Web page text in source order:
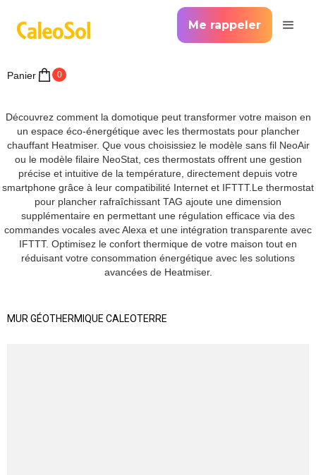
Me rappeler
Panier 0
Découvrez comment la domotique peut transformer votre maison en
un espace éco-énergétique avec les thermostats pour plancher
chauffant Heatmiser. Que vous choisissiez le modèle sans fil NeoAir
ou le modèle filaire NeoStat, ces thermostats offrent une gestion
précise et intuitive de la température, directement depuis votre
smartphone grâce à leur compatibilité Internet et IFTTT.Le thermostat
pour plancher rafraîchissant TAG ajoute une dimension
supplémentaire en permettant une régulation efficace via des
commandes vocales avec Alexa et une intégration transparente avec
IFTTT. Optimisez le confort thermique de votre maison tout en
réduisant votre consommation énergétique avec les solutions
avancées de Heatmiser.
MUR GÉOTHERMIQUE CALEOTERRE